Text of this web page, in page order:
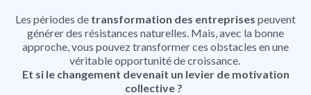
Les périodes de transformation des entreprises peuvent
générer des résistances naturelles. Mais, avec la bonne
approche, vous pouvez transformer ces obstacles en une
véritable opportunité de croissance.
Et si le changement devenait un levier de motivation
collective ?